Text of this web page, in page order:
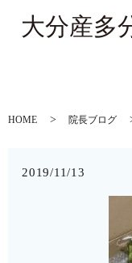
大分産多
HOME 院長ブログ
2019/11/13